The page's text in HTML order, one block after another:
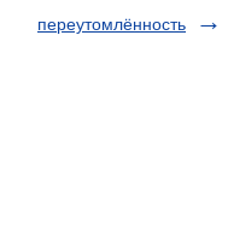
переутомлённость